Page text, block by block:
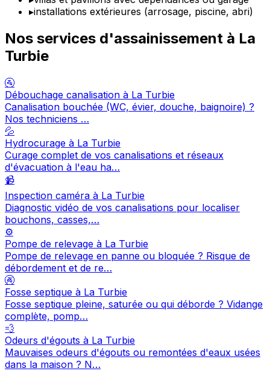
▸installations extérieures (arrosage, piscine, abri)
Nos services d'assainissement à La
Turbie
🚰
Débouchage canalisation à La Turbie
Canalisation bouchée (WC, évier, douche, baignoire) ?
Nos techniciens …
💦
Hydrocurage à La Turbie
Curage complet de vos canalisations et réseaux
d'évacuation à l'eau ha…
📹
Inspection caméra à La Turbie
Diagnostic vidéo de vos canalisations pour localiser
bouchons, casses,…
⚙️
Pompe de relevage à La Turbie
Pompe de relevage en panne ou bloquée ? Risque de
débordement et de re…
🚱
Fosse septique à La Turbie
Fosse septique pleine, saturée ou qui déborde ? Vidange
complète, pomp…
💨
Odeurs d'égouts à La Turbie
Mauvaises odeurs d'égouts ou remontées d'eaux usées
dans la maison ? N…